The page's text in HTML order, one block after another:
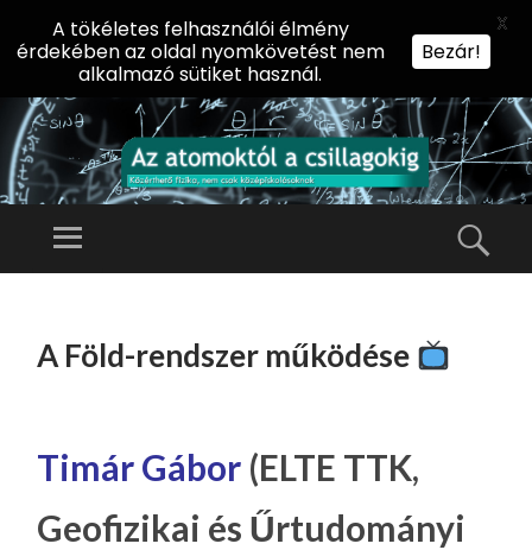
AZ
KT
A
CS
IL
Előadássorozat
Természettudományi
Menü
TARTALOMHOZ
A Föld-rendszer működése
Timár Gábor (ELTE TTK,
Geofizikai és Űrtudományi
A tökéletes felhasználói élmény
érdekében az oldal nyomkövetést nem
alkalmazó sütiket használ.
Bezár!
X